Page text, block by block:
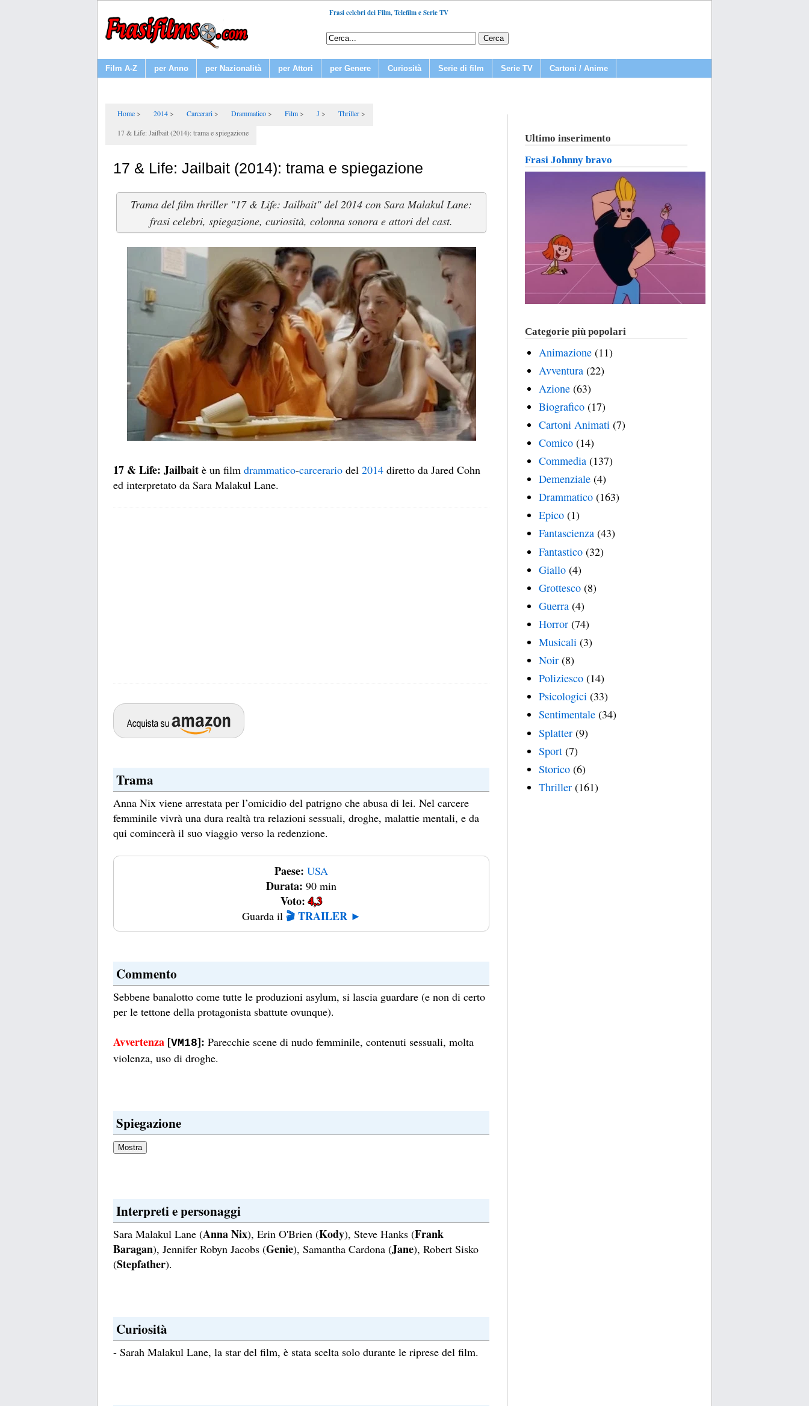
Frasi celebri dei Film, Telefilm e Serie TV
Film A-Z per Anno per Nazionalità per Attori per Genere Curiosità Serie di film Serie TV Cartoni / Anime
Home 2014 Carcerari Drammatico Film J
Thriller
17 & Life: Jailbait (2014): trama e spiegazione
17 & Life: Jailbait (2014): trama e spiegazione
Trama del film thriller "17 & Life: Jailbait" del 2014 con Sara Malakul Lane:
frasi celebri, spiegazione, curiosità, colonna sonora e attori del cast.
17 & Life: Jailbait è un film drammatico-carcerario del 2014 diretto da Jared Cohn
ed interpretato da Sara Malakul Lane.
Trama
Anna Nix viene arrestata per l’omicidio del patrigno che abusa di lei. Nel carcere
femminile vivrà una dura realtà tra relazioni sessuali, droghe, malattie mentali, e da
qui comincerà il suo viaggio verso la redenzione.
Paese: USA
Durata: 90 min
Voto: 4,3
Guarda il 🎬 TRAILER ►
Commento
Sebbene banalotto come tutte le produzioni asylum, si lascia guardare (e non di certo
per le tettone della protagonista sbattute ovunque).
Avvertenza [VM18]: Parecchie scene di nudo femminile, contenuti sessuali, molta
violenza, uso di droghe.
Spiegazione
Interpreti e personaggi
Sara Malakul Lane (Anna Nix), Erin O'Brien (Kody), Steve Hanks (Frank
Baragan), Jennifer Robyn Jacobs (Genie), Samantha Cardona (Jane), Robert Sisko
(Stepfather).
Curiosità
- Sarah Malakul Lane, la star del film, è stata scelta solo durante le riprese del film.
Ultimo inserimento
Frasi Johnny bravo
Categorie più popolari
Animazione (11)
Avventura (22)
Azione (63)
Biografico (17)
Cartoni Animati (7)
Comico (14)
Commedia (137)
Demenziale (4)
Drammatico (163)
Epico (1)
Fantascienza (43)
Fantastico (32)
Giallo (4)
Grottesco (8)
Guerra (4)
Horror (74)
Musicali (3)
Noir (8)
Poliziesco (14)
Psicologici (33)
Sentimentale (34)
Splatter (9)
Sport (7)
Storico (6)
Thriller (161)